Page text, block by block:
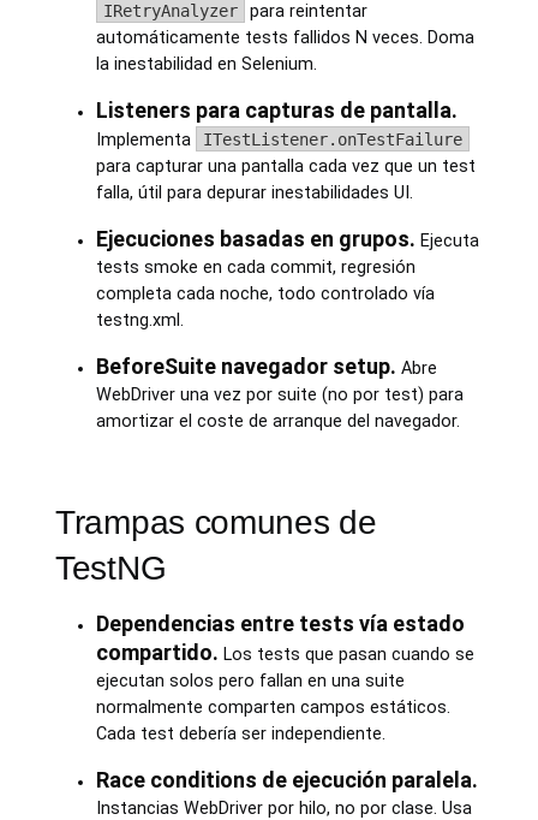
IRetryAnalyzer
para reintentar
automáticamente tests fallidos N veces. Doma
la inestabilidad en Selenium.
Listeners para capturas de pantalla.
Implementa ITestListener.onTestFailure
para capturar una pantalla cada vez que un test
falla, útil para depurar inestabilidades UI.
Ejecuciones basadas en grupos. Ejecuta
tests smoke en cada commit, regresión
completa cada noche, todo controlado vía
testng.xml.
BeforeSuite navegador setup. Abre
WebDriver una vez por suite (no por test) para
amortizar el coste de arranque del navegador.
Trampas comunes de
TestNG
Dependencias entre tests vía estado
compartido. Los tests que pasan cuando se
ejecutan solos pero fallan en una suite
normalmente comparten campos estáticos.
Cada test debería ser independiente.
Race conditions de ejecución paralela.
Instancias WebDriver por hilo, no por clase. Usa